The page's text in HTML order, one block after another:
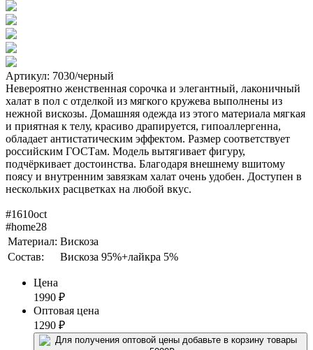
Артикул: 7030/черный
Невероятно женственная сорочка и элегантный, лаконичный
халат в пол с отделкой из мягкого кружева выполнены из
нежной вискозы. Домашняя одежда из этого материала мягкая
и приятная к телу, красиво драпируется, гипоаллергенна,
обладает антистатическим эффектом. Размер соответствует
российским ГОСТам. Модель вытягивает фигуру,
подчёркивает достоинства. Благодаря внешнему вшитому
поясу и внутренним завязкам халат очень удобен. Доступен в
нескольких расцветках на любой вкус.
#1610oct
#home28
Материал: Вискоза
Состав:
Вискоза 95%+лайкра 5%
Цена
1990 ₽
Оптовая цена
1290 ₽